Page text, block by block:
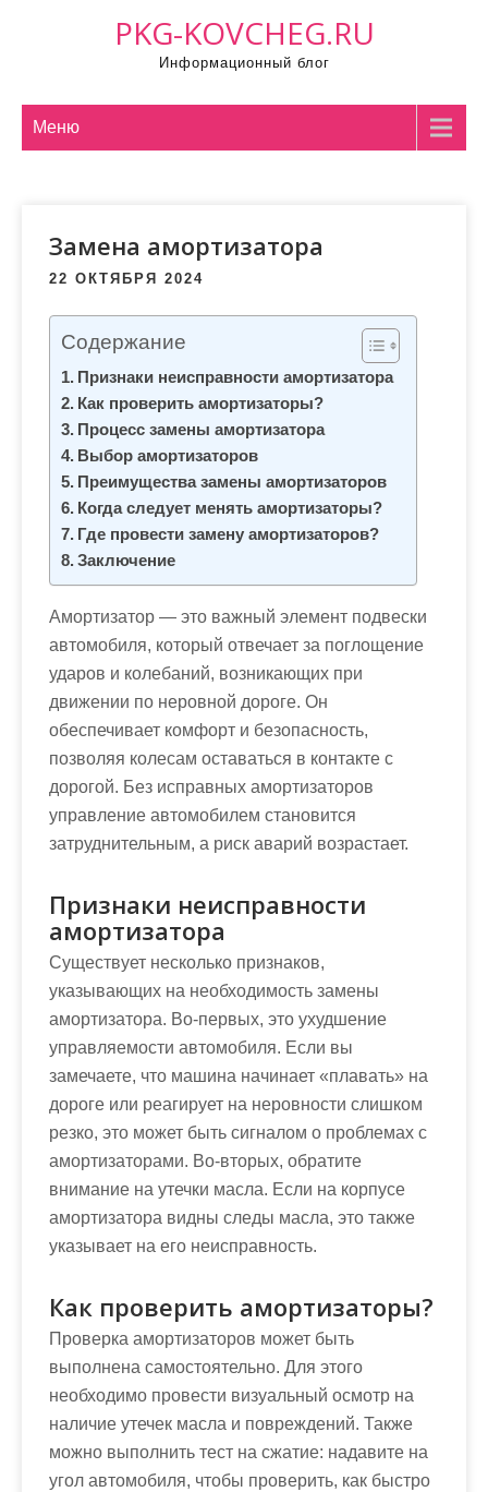
PKG-KOVCHEG.RU
Информационный блог
Меню
Замена амортизатора
22 ОКТЯБРЯ 2024
Содержание
Признаки неисправности амортизатора
Как проверить амортизаторы?
Процесс замены амортизатора
Выбор амортизаторов
Преимущества замены амортизаторов
Когда следует менять амортизаторы?
Где провести замену амортизаторов?
Заключение
Амортизатор — это важный элемент подвески
автомобиля, который отвечает за поглощение
ударов и колебаний, возникающих при
движении по неровной дороге. Он
обеспечивает комфорт и безопасность,
позволяя колесам оставаться в контакте с
дорогой. Без исправных амортизаторов
управление автомобилем становится
затруднительным, а риск аварий возрастает.
Признаки неисправности
амортизатора
Существует несколько признаков,
указывающих на необходимость замены
амортизатора. Во-первых, это ухудшение
управляемости автомобиля. Если вы
замечаете, что машина начинает «плавать» на
дороге или реагирует на неровности слишком
резко, это может быть сигналом о проблемах с
амортизаторами. Во-вторых, обратите
внимание на утечки масла. Если на корпусе
амортизатора видны следы масла, это также
указывает на его неисправность.
Как проверить амортизаторы?
Проверка амортизаторов может быть
выполнена самостоятельно. Для этого
необходимо провести визуальный осмотр на
наличие утечек масла и повреждений. Также
можно выполнить тест на сжатие: надавите на
угол автомобиля, чтобы проверить, как быстро